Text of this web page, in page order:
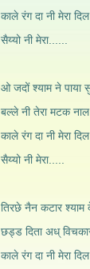
काले रंग दा नी मेरा दिल
सैय्यो नी मेरा......
ओ जदों श्याम ने पाया
बल्ले नी तेरा मटक नाल
काले रंग दा नी मेरा दिल
सैय्यो नी मेरा.....
तिरछे नैन कटार श्याम
छड्ड दिता अध्
काले रंग दा नी मेरा दिल